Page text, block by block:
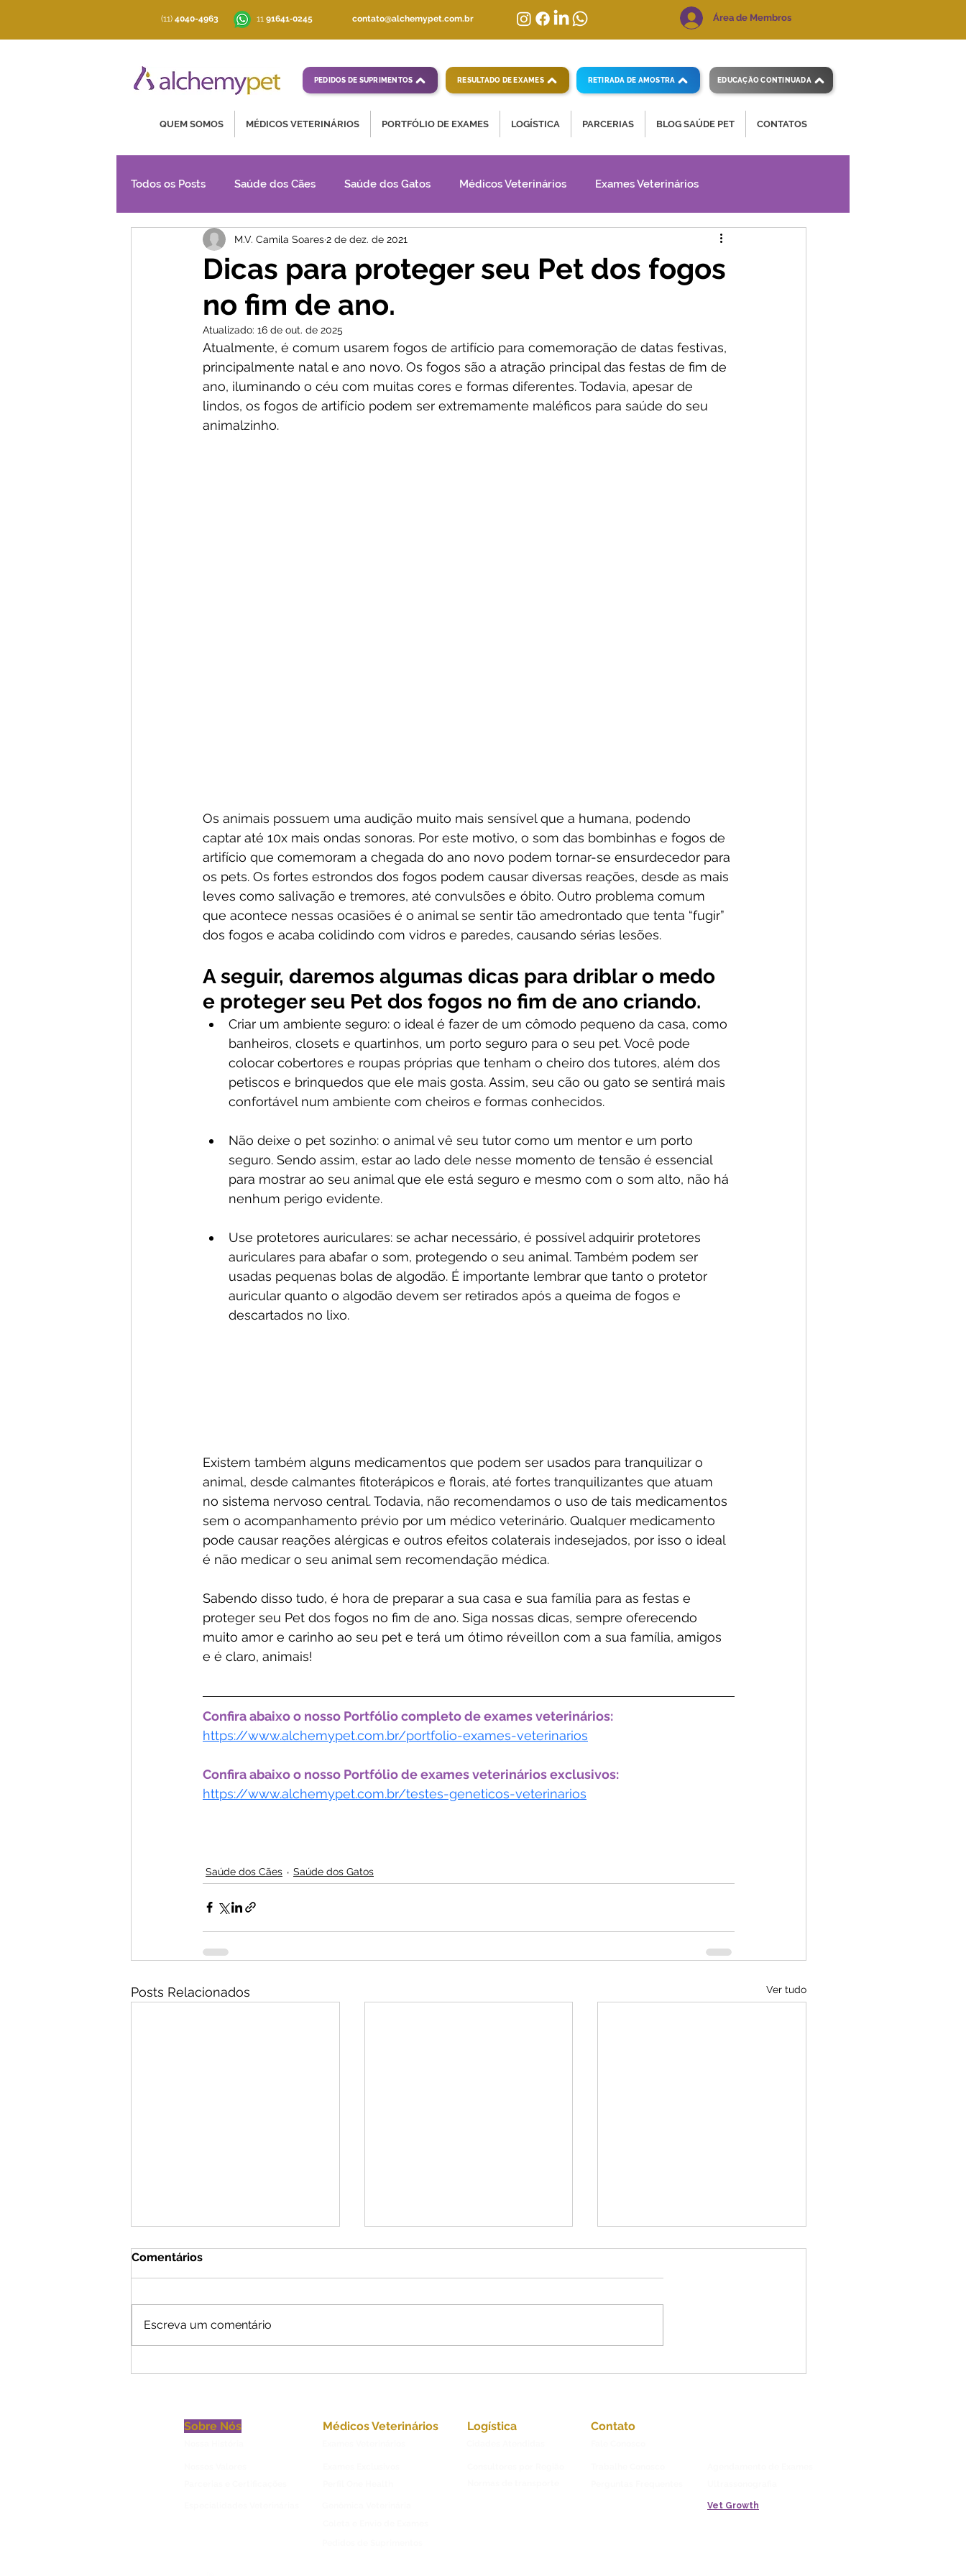
(11) 4040-4963 ‪11 91641‑0245 contato@alchemypet.com.br Área de Membros
PEDIDOS DE SUPRIMENTOS RESULTADO DE EXAMES RETIRADA DE AMOSTRA EDUCAÇÃO CONTINUADA
QUEM SOMOS MÉDICOS VETERINÁRIOS PORTFÓLIO DE EXAMES LOGÍSTICA PARCERIAS BLOG SAÚDE PET CONTATOS
Todos os Posts Saúde dos Cães Saúde dos Gatos Médicos Veterinários Exames Veterinários
Artigos Técnicos
Dicas para proteger seu Pet dos fogos
no fim de ano.
M.V. Camila Soares2 de dez. de 2021
Atualizado: 16 de out. de 2025
Atualmente, é comum usarem fogos de artifício para comemoração de datas festivas,
principalmente natal e ano novo. Os fogos são a atração principal das festas de fim de
ano, iluminando o céu com muitas cores e formas diferentes. Todavia, apesar de
lindos, os fogos de artifício podem ser extremamente maléficos para saúde do seu
animalzinho.
Os animais possuem uma audição muito mais sensível que a humana, podendo
captar até 10x mais ondas sonoras. Por este motivo, o som das bombinhas e fogos de
artifício que comemoram a chegada do ano novo podem tornar-se ensurdecedor para
os pets. Os fortes estrondos dos fogos podem causar diversas reações, desde as mais
leves como salivação e tremores, até convulsões e óbito. Outro problema comum
que acontece nessas ocasiões é o animal se sentir tão amedrontado que tenta “fugir”
dos fogos e acaba colidindo com vidros e paredes, causando sérias lesões.
A seguir, daremos algumas dicas para driblar o medo
e proteger seu Pet dos fogos no fim de ano criando.
Criar um ambiente seguro: o ideal é fazer de um cômodo pequeno da casa, como
banheiros, closets e quartinhos, um porto seguro para o seu pet. Você pode
colocar cobertores e roupas próprias que tenham o cheiro dos tutores, além dos
petiscos e brinquedos que ele mais gosta. Assim, seu cão ou gato se sentirá mais
confortável num ambiente com cheiros e formas conhecidos.
Não deixe o pet sozinho: o animal vê seu tutor como um mentor e um porto
seguro. Sendo assim, estar ao lado dele nesse momento de tensão é essencial
para mostrar ao seu animal que ele está seguro e mesmo com o som alto, não há
nenhum perigo evidente.
Use protetores auriculares: se achar necessário, é possível adquirir protetores
auriculares para abafar o som, protegendo o seu animal. Também podem ser
usadas pequenas bolas de algodão. É importante lembrar que tanto o protetor
auricular quanto o algodão devem ser retirados após a queima de fogos e
descartados no lixo.
Existem também alguns medicamentos que podem ser usados para tranquilizar o
animal, desde calmantes fitoterápicos e florais, até fortes tranquilizantes que atuam
no sistema nervoso central. Todavia, não recomendamos o uso de tais medicamentos
sem o acompanhamento prévio por um médico veterinário. Qualquer medicamento
pode causar reações alérgicas e outros efeitos colaterais indesejados, por isso o ideal
é não medicar o seu animal sem recomendação médica.
Sabendo disso tudo, é hora de preparar a sua casa e sua família para as festas e
proteger seu Pet dos fogos no fim de ano. Siga nossas dicas, sempre oferecendo
muito amor e carinho ao seu pet e terá um ótimo réveillon com a sua família, amigos
e é claro, animais!
Confira abaixo o nosso Portfólio completo de exames veterinários:
https://www.alchemypet.com.br/portfolio-exames-veterinarios
Confira abaixo o nosso Portfólio de exames veterinários exclusivos:
https://www.alchemypet.com.br/testes-geneticos-veterinarios
Saúde dos Cães Saúde dos Gatos
Posts Relacionados Ver tudo
Nefrologia Veterinária
Comentários
Escreva um comentário
Sobre Nós Médicos Veterinários Logística Contato
Vet Growth